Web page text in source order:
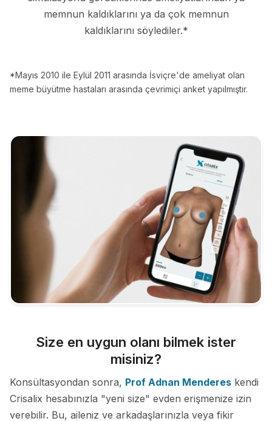
memnun kaldıklarını ya da çok memnun
kaldıklarını söylediler.*
*Mayıs 2010 ile Eylül 2011 arasında İsviçre'de ameliyat olan
meme büyütme hastaları arasında çevrimiçi anket yapılmıştır.
Size en uygun olanı bilmek ister
misiniz?
Konsültasyondan sonra, Prof Adnan Menderes kendi
Crisalix hesabınızla "yeni size" evden erişmenize izin
verebilir. Bu, aileniz ve arkadaşlarınızla veya fikir